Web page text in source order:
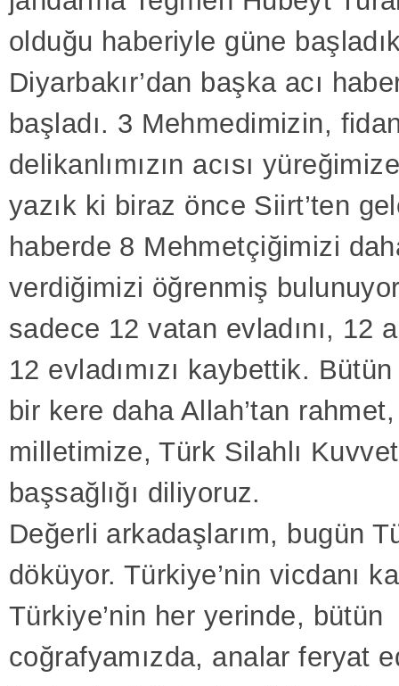
olduğu haberiyle güne
Diyarbakır’dan başka acı
başladı. 3 Mehmedimizin,
delikanlımızın acısı
yazık ki biraz önce Siirt’ten
haberde 8 Mehmetçiğimizi
verdiğimizi öğrenmiş
sadece 12 vatan evladını, 12
12 evladımızı kaybettik.
bir kere daha Allah’tan rahmet,
milletimize, Türk Silahlı
başsağlığı diliyoruz.
Değerli arkadaşlarım, bugün
döküyor. Türkiye’nin vicdanı
Türkiye’nin her yerinde, bütün
coğrafyamızda, analar feryat